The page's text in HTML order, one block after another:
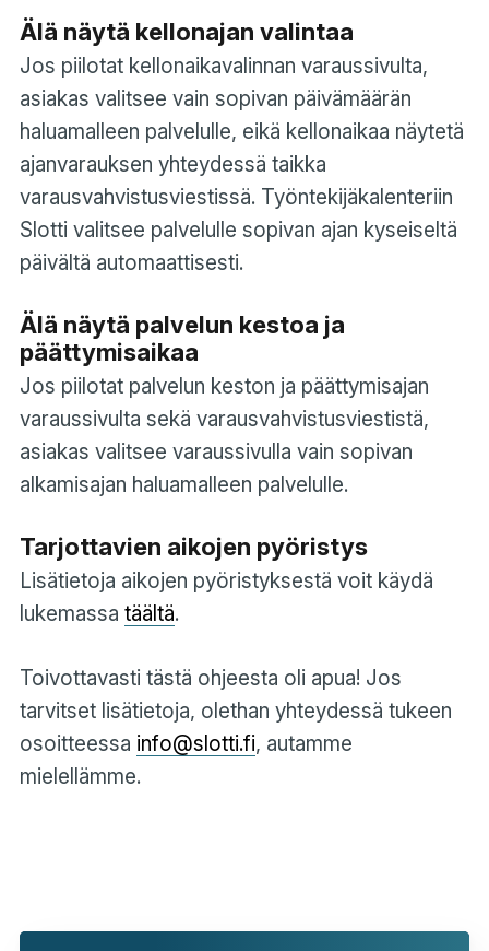
Älä näytä kellonajan valintaa
Jos piilotat kellonaikavalinnan varaussivulta,
asiakas valitsee vain sopivan päivämäärän
haluamalleen palvelulle, eikä kellonaikaa näytetä
ajanvarauksen yhteydessä taikka
varausvahvistusviestissä. Työntekijäkalenteriin
Slotti valitsee palvelulle sopivan ajan kyseiseltä
päivältä automaattisesti.
Älä näytä palvelun kestoa ja
päättymisaikaa
Jos piilotat palvelun keston ja päättymisajan
varaussivulta sekä varausvahvistusviestistä,
asiakas valitsee varaussivulla vain sopivan
alkamisajan haluamalleen palvelulle.
Tarjottavien aikojen pyöristys
Lisätietoja aikojen pyöristyksestä voit käydä
lukemassa täältä.
Toivottavasti tästä ohjeesta oli apua! Jos
tarvitset lisätietoja, olethan yhteydessä tukeen
osoitteessa info@slotti.fi, autamme
mielellämme.